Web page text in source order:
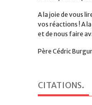
A la joie de vous
vos réactions ! A
et de nous faire
Père Cédric
CITATIONS.